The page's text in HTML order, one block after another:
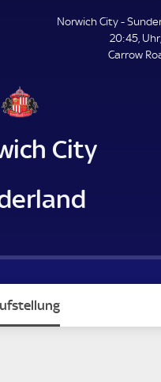
Norwich City -
20:45,
Carrow
City